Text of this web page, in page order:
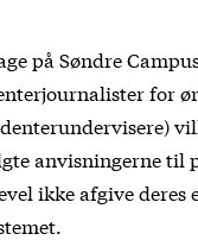
på Søndre
for
anvisningerne til
ikke afgive deres